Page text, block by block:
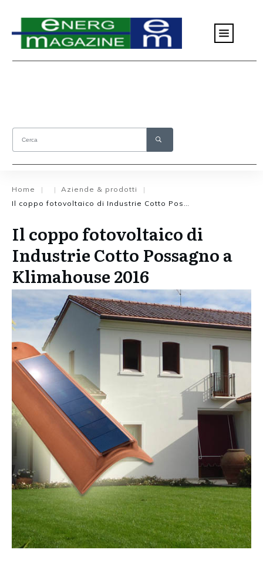
Home | | Aziende & prodotti
|
Il coppo fotovoltaico di
Industrie Cotto Possagno a
Klimahouse 2016